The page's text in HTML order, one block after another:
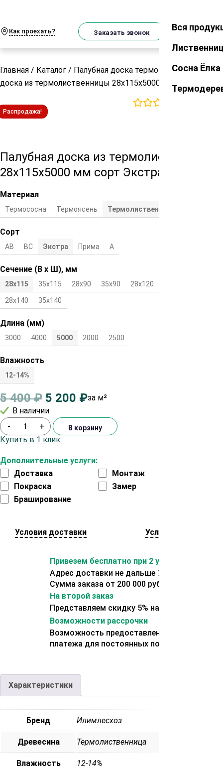
Как проехать? Заказать звонок Закрыть
Вся
Сосна Ёлка
Главная / Каталог / Палубная доска термо
Палубная
доска из термолиственницы 28х115х5000 мм сорт Экстра
Распродажа!
Палубная доска из термолиственницы
28х115х5000 мм сорт Экстра
Материал
Термососна Термоясень Термолиственница
Сорт
АВ ВС Экстра Прима А
Сечение (В х Ш), мм
28х115 35х115 28х90 35х90 28х120
28х140 35х140
Длина (мм)
3000 4000 5000 2000 2500
Влажность
12-14%
5 400₽ 5 200 ₽за м²
В наличии
Дополнительные услуги:
Доставка
Монтаж
Покраска
Замер
Браширование
- + В корзину
Купить в 1 клик
Условия доставки Условия оплаты
Привезем бесплатно при 2 условиях:
Адрес доставки не дальше 70 км от склада.
Сумма заказа от 200 000 рублей.
На второй заказ
Представляем скидку 5% на второй заказ
Возможности рассрочки
Возможность предоставления отсрочки
платежа для постоянных покупателей.
Характеристики
Бренд Илимлесхоз
Древесина Термолиственница
Влажность 12-14%